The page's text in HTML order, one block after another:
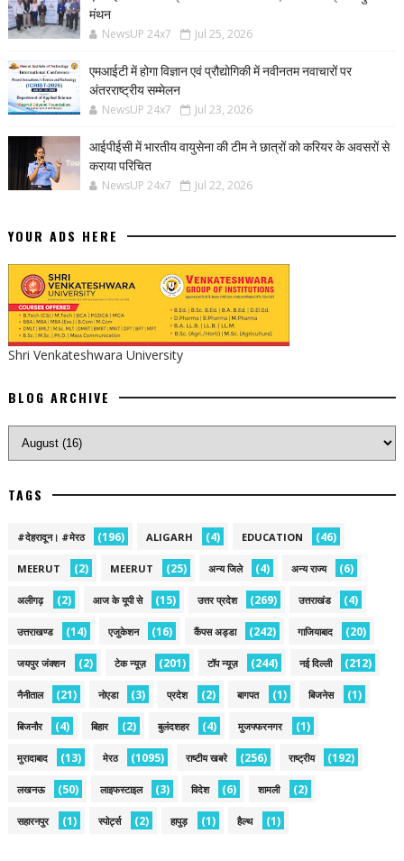
मंथन
NewsUP 24x7 Jul 25, 2026
एमआईटी में होगा विज्ञान एवं प्रौद्योगिकी में नवीनतम नवाचारों पर
अंतरराष्ट्रीय सम्मेलन
NewsUP 24x7 Jul 23, 2026
आईपीईसी में भारतीय वायुसेना की टीम ने छात्रों को करियर के अवसरों से
कराया परिचित
NewsUP 24x7 Jul 22, 2026
YOUR ADS HERE
Shri Venkateshwara University
BLOG ARCHIVE
TAGS
#देहरादून। #मेरठ (196) ALIGARH (4) EDUCATION (46)
MEERUT (2) MEERUT (25) अन्य जिले (4) अन्य राज्य (6)
अलीगढ़ (2) आज के यूपी से (15) उत्तर प्रदेश (269) उत्तराखंड (4)
उत्तराखण्ड (14) एजुकेशन (16) कैंपस अड्डा (242) गाजियाबाद (20)
जयपुर जंक्शन (2) टेक न्यूज़ (201) टॉप न्यूज़ (244) नई द‍िल्ली (212)
नैनीताल (21) नोएडा (3) प्रदेश (2) बागपत (1) बिजनेस (1)
बिजनौर (4) बिहार (2) बुलंदशहर (4) मुजफ्फरनगर (1)
मुरादाबाद (13) मेरठ (1095) राष्टीय खबरे (256) राष्ट्रीय (192)
लखनऊ (50) लाइफस्टाइल (3) विदेश (6) शामली (2)
सहारनपुर (1) स्पोर्ट्स (2) हापुड़ (1) हैल्थ (1)